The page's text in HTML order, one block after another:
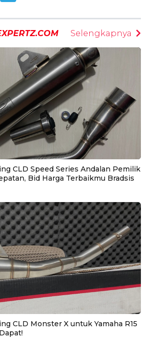
Selengkapnya
CLD Speed Series Andalan Pemilik
Bid Harga Terbaikmu Bradsis
CLD Monster X untuk Yamaha R15